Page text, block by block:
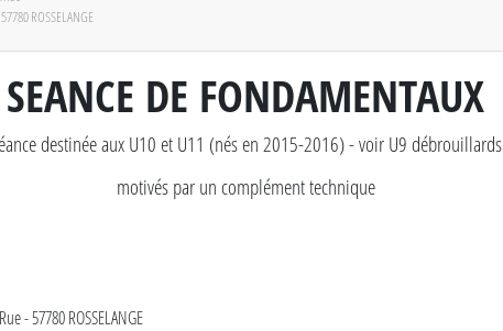
57780ROSSELANGE
SEANCE DE FONDAMENTAUX
destinée aux U10 et U11 (nés en 2015-2016) - voir U9 débrouillards
motivés par un complément technique
- 57780 ROSSELANGE